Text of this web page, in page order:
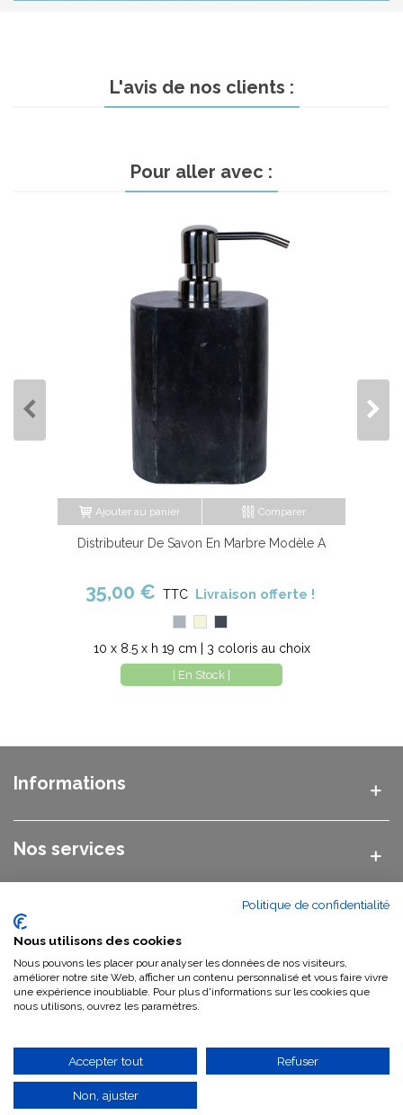
L'avis de nos clients :
Pour aller avec :
Ajouter au panier Comparer
Distributeur De Savon En Marbre Modèle A
35,00 € TTC Livraison offerte !
10 x 8.5 x h 19 cm | 3 coloris au choix
| En Stock |
Informations
Nos services
Nos catégories
Nous contacter
©2026 Vasque Pierre GWEB SAS
Politique de confidentialité
Nous utilisons des cookies
Nous pouvons les placer pour analyser les données de nos visiteurs,
améliorer notre site Web, afficher un contenu personnalisé et vous faire vivre
une expérience inoubliable. Pour plus d'informations sur les cookies que
nous utilisons, ouvrez les paramètres.
Accepter tout Refuser
Non, ajuster